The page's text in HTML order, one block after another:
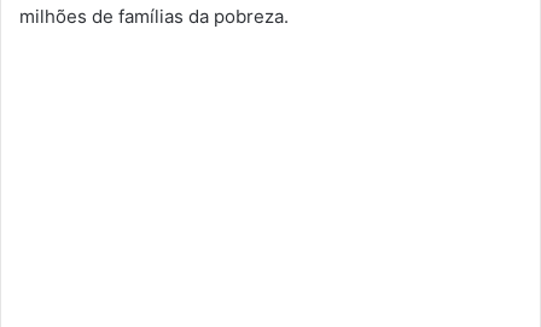
milhões de famílias da pobreza.